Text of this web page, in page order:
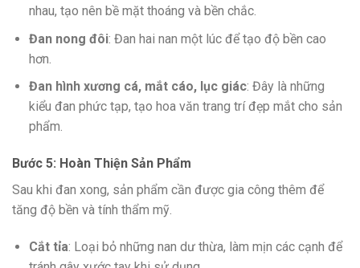
nhau, tạo nên bề mặt thoáng và bền chắc.
Đan nong đôi: Đan hai nan một lúc để tạo độ bền cao
hơn.
Đan hình xương cá, mắt cáo, lục giác: Đây là những
kiểu đan phức tạp, tạo hoa văn trang trí đẹp mắt cho sản
phẩm.
Bước 5: Hoàn Thiện Sản Phẩm
Sau khi đan xong, sản phẩm cần được gia công thêm để
tăng độ bền và tính thẩm mỹ.
Cắt tỉa: Loại bỏ những nan dư thừa, làm mịn các cạnh để